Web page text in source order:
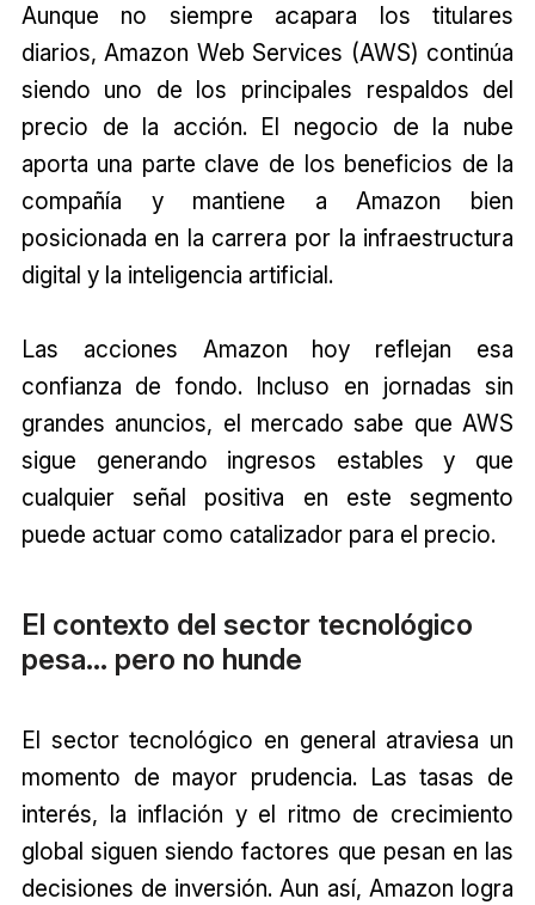
Aunque no siempre acapara los titulares
diarios, Amazon Web Services (AWS) continúa
siendo uno de los principales respaldos del
precio de la acción. El negocio de la nube
aporta una parte clave de los beneficios de la
compañía y mantiene a Amazon bien
posicionada en la carrera por la infraestructura
digital y la inteligencia artificial.
Las acciones Amazon hoy reflejan esa
confianza de fondo. Incluso en jornadas sin
grandes anuncios, el mercado sabe que AWS
sigue generando ingresos estables y que
cualquier señal positiva en este segmento
puede actuar como catalizador para el precio.
El contexto del sector tecnológico
pesa... pero no hunde
El sector tecnológico en general atraviesa un
momento de mayor prudencia. Las tasas de
interés, la inflación y el ritmo de crecimiento
global siguen siendo factores que pesan en las
decisiones de inversión. Aun así, Amazon logra